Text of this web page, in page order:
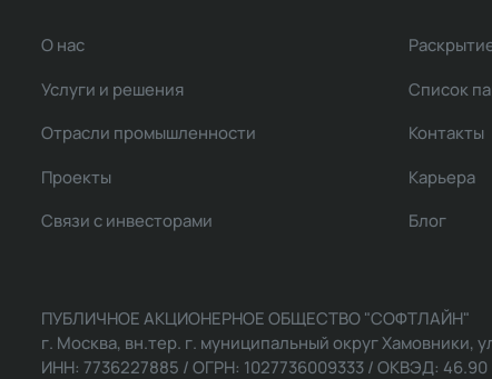
О нас
Услуги и решения
Отрасли промышленности
Проекты
Связи с инвесторами
Список
Контакты
Карьера
Блог
ПУБЛИЧНОЕ АКЦИОНЕРНОЕ ОБЩЕСТВО "СОФТЛАЙН"
г. Москва, вн.тер. г. муниципальный округ Хамовники,
ИНН: 7736227885 / ОГРН: 1027736009333 / ОКВЭД: 46.90